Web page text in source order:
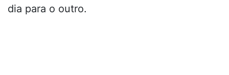
dia para o outro.